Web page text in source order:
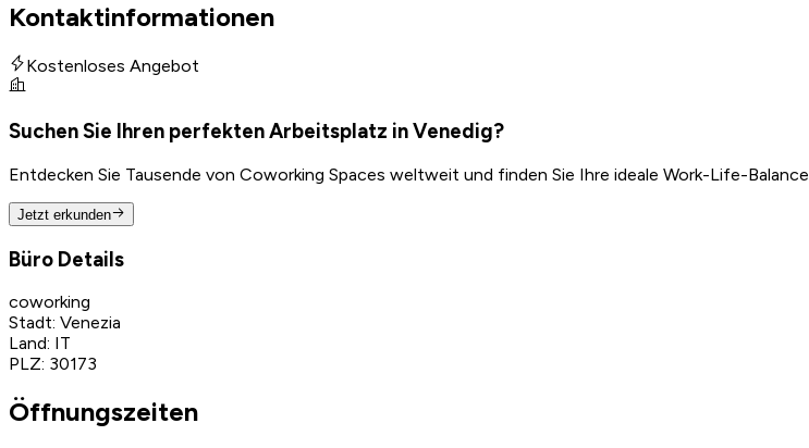
Kontaktinformationen
Kostenloses Angebot
Suchen Sie Ihren perfekten Arbeitsplatz in Venedig?
Entdecken Sie Tausende von Coworking Spaces weltweit und finden Sie Ihre ideale Work-Life-Balance.
Jetzt erkunden
Büro Details
coworking
Stadt: Venezia
Land: IT
PLZ: 30173
Öffnungszeiten